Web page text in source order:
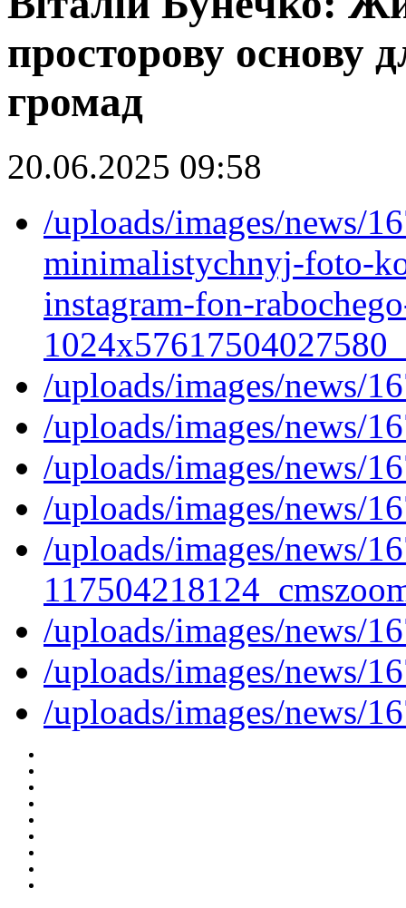
просторову основу
громад
20.06.2025 09:58
/uploads/images/news/
minimalistychnyj-foto-
instagram-fon-
/uploads/images/news/
/uploads/images/news/
/uploads/images/news/
/uploads/images/news/
/uploads/images/news/
/uploads/images/news/
/uploads/images/news/
/uploads/images/news/